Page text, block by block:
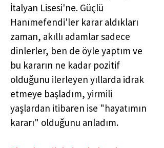
İtalyan Lisesi'ne. Güçlü
Hanımefendi'ler karar aldıkları
zaman, akıllı adamlar sadece
dinlerler, ben de öyle yaptım ve
bu kararın ne kadar pozitif
olduğunu ilerleyen yıllarda idrak
etmeye başladım, yirmili
yaşlardan itibaren ise "hayatımın
kararı" olduğunu anladım.